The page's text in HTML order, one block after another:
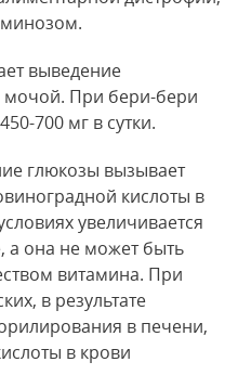
выведение
мочой. При бери-бери
700 мг в сутки.
глюкозы вызывает
кислоты в
увеличивается
а она не может быть
витамина. При
в результате
в печени,
в крови